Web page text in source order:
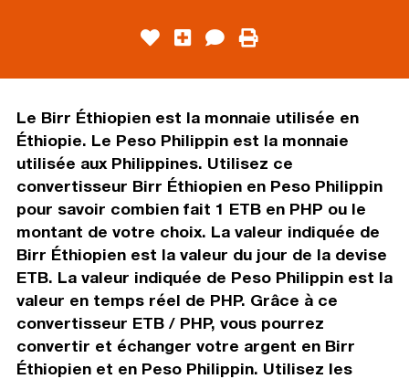
Le Birr Éthiopien est la monnaie utilisée en
Éthiopie. Le Peso Philippin est la monnaie
utilisée aux Philippines. Utilisez ce
convertisseur Birr Éthiopien en Peso Philippin
pour savoir combien fait 1 ETB en PHP ou le
montant de votre choix. La valeur indiquée de
Birr Éthiopien est la valeur du jour de la devise
ETB. La valeur indiquée de Peso Philippin est la
valeur en temps réel de PHP. Grâce à ce
convertisseur ETB / PHP, vous pourrez
convertir et échanger votre argent en Birr
Éthiopien et en Peso Philippin. Utilisez les